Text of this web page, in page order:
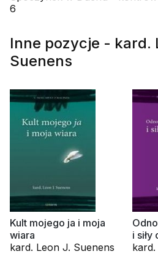
6
Inne pozycje - kard.
Suenens
Kult mojego ja i moja
wiara
kard. Leon J. Suenens
i siły